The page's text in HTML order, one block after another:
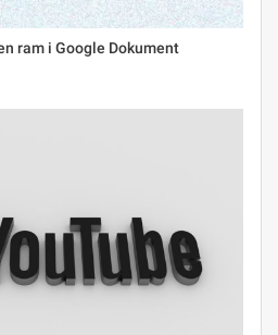
ram i Google Dokument